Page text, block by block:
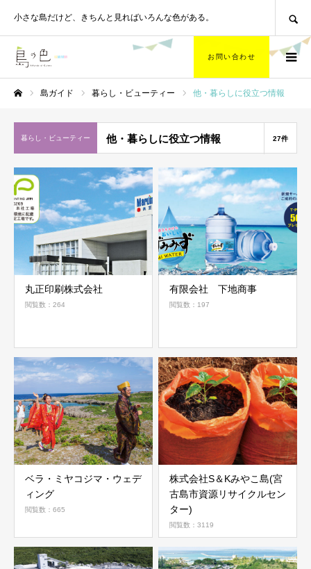
小さな島だけど、 きちんと見ればいろんな色がある。
お問い合わせ
島ガイド 暮らし・ビューティー 他・暮らしに役立つ情報
暮らし・ビューティー 他・暮らしに役立つ情報 27件
丸正印刷株式会社
閲覧数：264
有限会社 下地商事
閲覧数：197
ベラ・ミヤコジマ・ウェデ
ィング
閲覧数：665
株式会社S＆Kみやこ島(宮
古島市資源リサイクルセン
ター)
閲覧数：3119